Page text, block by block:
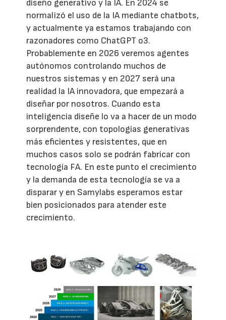
diseño generativo y la IA. En 2024 se
normalizó el uso de la IA mediante chatbots,
y actualmente ya estamos trabajando con
razonadores como ChatGPT o3.
Probablemente en 2026 veremos agentes
autónomos controlando muchos de
nuestros sistemas y en 2027 será una
realidad la IA innovadora, que empezará a
diseñar por nosotros. Cuando esta
inteligencia diseñe lo va a hacer de un modo
sorprendente, con topologías generativas
más eficientes y resistentes, que en
muchos casos solo se podrán fabricar con
tecnología FA. En este punto el crecimiento
y la demanda de esta tecnología se va a
disparar y en Samylabs esperamos estar
bien posicionados para atender este
crecimiento.